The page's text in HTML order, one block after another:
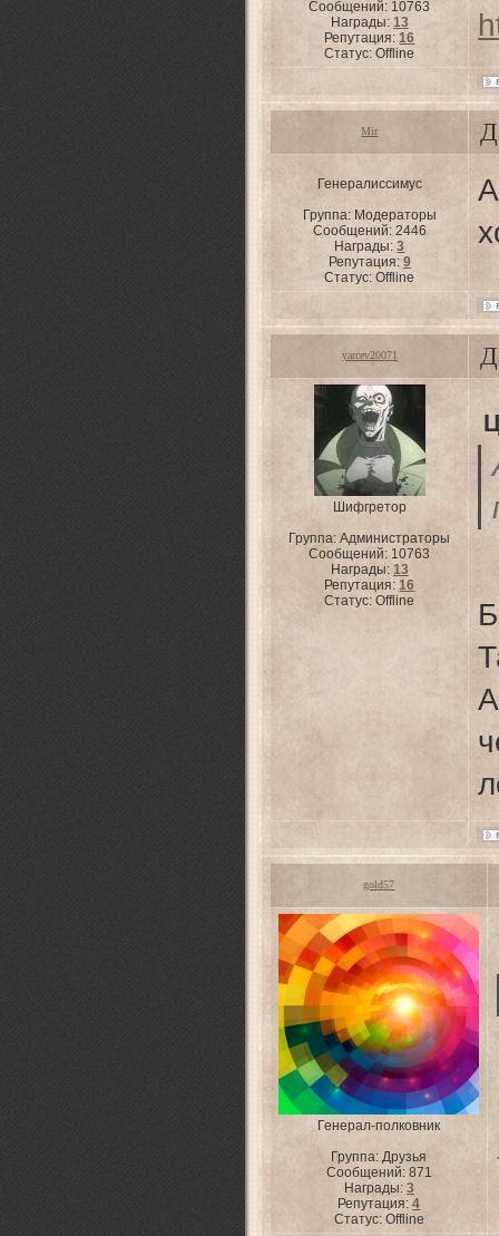
Сообщений: 10763
Награды: 13
Репутация:16
Статус:Offline
Mir
Генералиссимус
Группа: Модераторы
Сообщений: 2446
Награды:3
Репутация: 9
Статус:Offline
yarcev20071
Шифгретор
Группа: Администраторы
Сообщений: 10763
Награды: 13
Репутация:16
Статус:Offline
gold57
Генерал-полковник
Группа: Друзья
Сообщений: 871
Награды: 3
Репутация:4
Статус: Offline